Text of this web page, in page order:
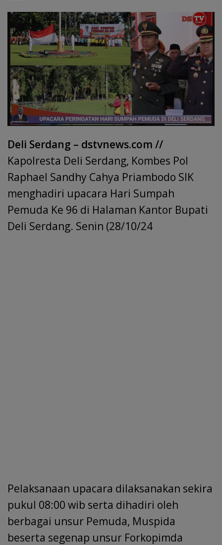
b
o
o
k
s
A
p
p
e
dI
n
l gr
a
m
a
d
s
er
h
ar
e
Deli Serdang – dstvnews.com //
Kapolresta Deli Serdang, Kombes Pol
Raphael Sandhy Cahya Priambodo SIK
menghadiri upacara Hari Sumpah
Pemuda Ke 96 di Halaman Kantor Bupati
Deli Serdang. Senin (28/10/24
Pelaksanaan upacara dilaksanakan sekira
pukul 08:00 wib serta dihadiri oleh
berbagai unsur Pemuda, Muspida
beserta segenap unsur Forkopimda